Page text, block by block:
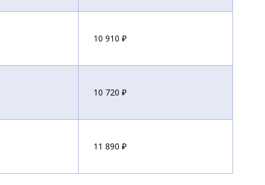
10 910 ₽
10 720 ₽
11 890 ₽